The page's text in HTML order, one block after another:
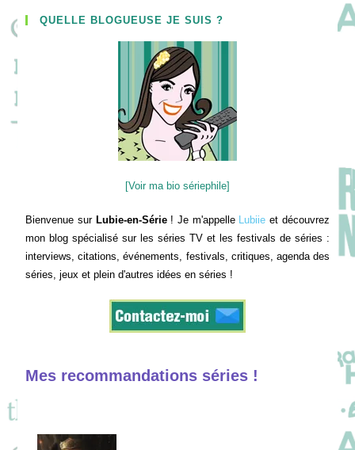
QUELLE BLOGUEUSE JE SUIS ?
[Voir ma bio sériephile]
Bienvenue sur Lubie-en-Série! Je m'appelle Lubiie et découvrez
mon blog spécialisé sur les séries TV et les festivals de séries :
interviews, citations, événements, festivals, critiques, agenda des
séries, jeux et plein d'autres idées en séries !
Mes recommandations séries !